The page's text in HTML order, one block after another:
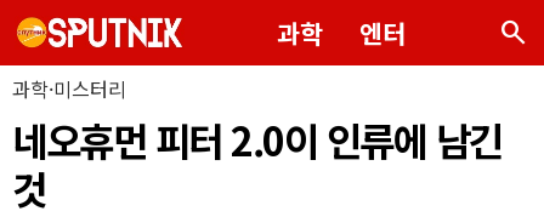
과학 엔터 search
과학·미스터리
네오휴먼 피터 2.0이 인류에 남긴
것